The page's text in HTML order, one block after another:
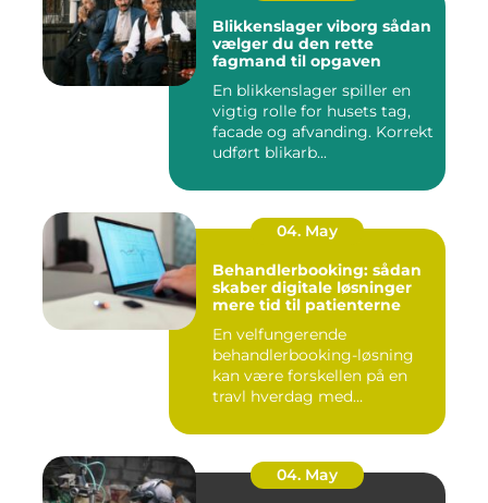
Blikkenslager viborg sådan
vælger du den rette
fagmand til opgaven
En blikkenslager spiller en
vigtig rolle for husets tag,
facade og afvanding. Korrekt
udført blikarb...
04. May
Behandlerbooking: sådan
skaber digitale løsninger
mere tid til patienterne
En velfungerende
behandlerbooking-løsning
kan være forskellen på en
travl hverdag med
04. May